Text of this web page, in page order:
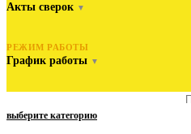
Акты сверок ▼
РЕЖИМ РАБОТЫ
График работы ▼
выберите категорию